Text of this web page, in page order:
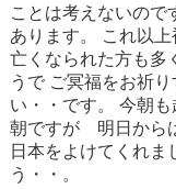
ことは考えないので
あります。
これ以上
亡くなられた方も
うでご冥福をお祈
い・・です。
今朝も
朝ですが 明日から
日本をよけてくれま
う・・。